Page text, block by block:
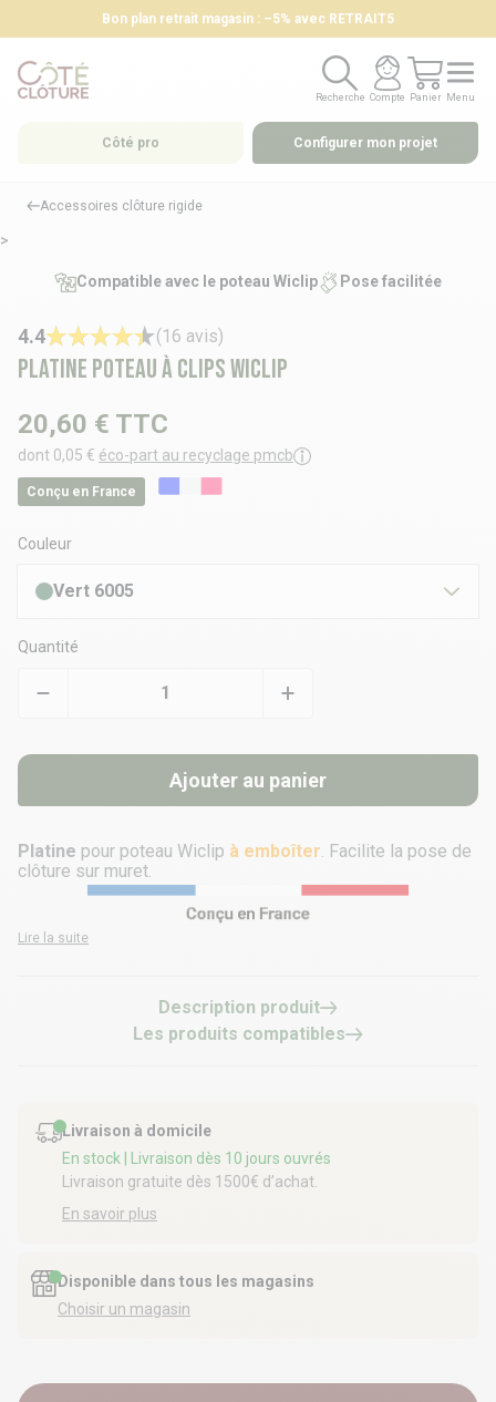
Bon plan retrait magasin : –5% avec RETRAIT5
Recherche
Recherche
Compte
Compte
Panier
Panier
Menu
Menu
Côté pro Configurer mon projet
Accessoires clôture rigide
Platine poteau à clips WICLIP
4.4 (16 avis)
>
Compatible avec le poteau Wiclip Pose facilitée
20,60 € TTC
dont 0,05 € éco-part au recyclage pmcb
Conçu en France
Couleur
Vert 6005
Quantité
Ajouter au panier
Platine pour poteau Wiclip à emboîter. Facilite la pose de
clôture sur muret.
Lire la suite
Description produit
Les produits compatibles
Livraison à domicile
En stock
| Livraison dès 10 jours ouvrés
Livraison gratuite dès 1500€ d’achat.
En savoir plus
Disponible dans tous les magasins
Choisir un magasin